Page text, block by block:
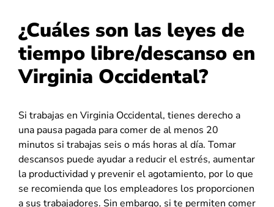
¿Cuáles son las leyes de
tiempo libre/descanso en
Virginia Occidental?
Si trabajas en Virginia Occidental, tienes derecho a
una pausa pagada para comer de al menos 20
minutos si trabajas seis o más horas al día. Tomar
descansos puede ayudar a reducir el estrés, aumentar
la productividad y prevenir el agotamiento, por lo que
se recomienda que los empleadores los proporcionen
a sus trabajadores. Sin embargo, si te permiten comer